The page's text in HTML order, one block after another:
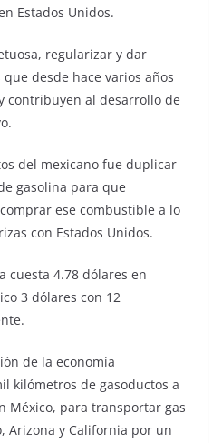
Estados Unidos.
regularizar y dar
desde hace varios años
contribuyen al desarrollo de
del mexicano fue duplicar
gasolina para que
ese combustible a lo
con Estados Unidos.
cuesta 4.78 dólares en
3 dólares con 12
de la economía
kilómetros de gasoductos a
México, para transportar gas
Arizona y California por un